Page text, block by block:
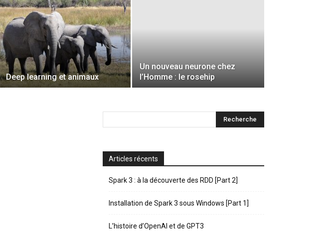
Deep learning et animaux
Un nouveau neurone chez
l’Homme : le rosehip
Articles récents
Spark 3 : à la découverte des RDD [Part 2]
Installation de Spark 3 sous Windows [Part 1]
L’histoire d’OpenAI et de GPT3